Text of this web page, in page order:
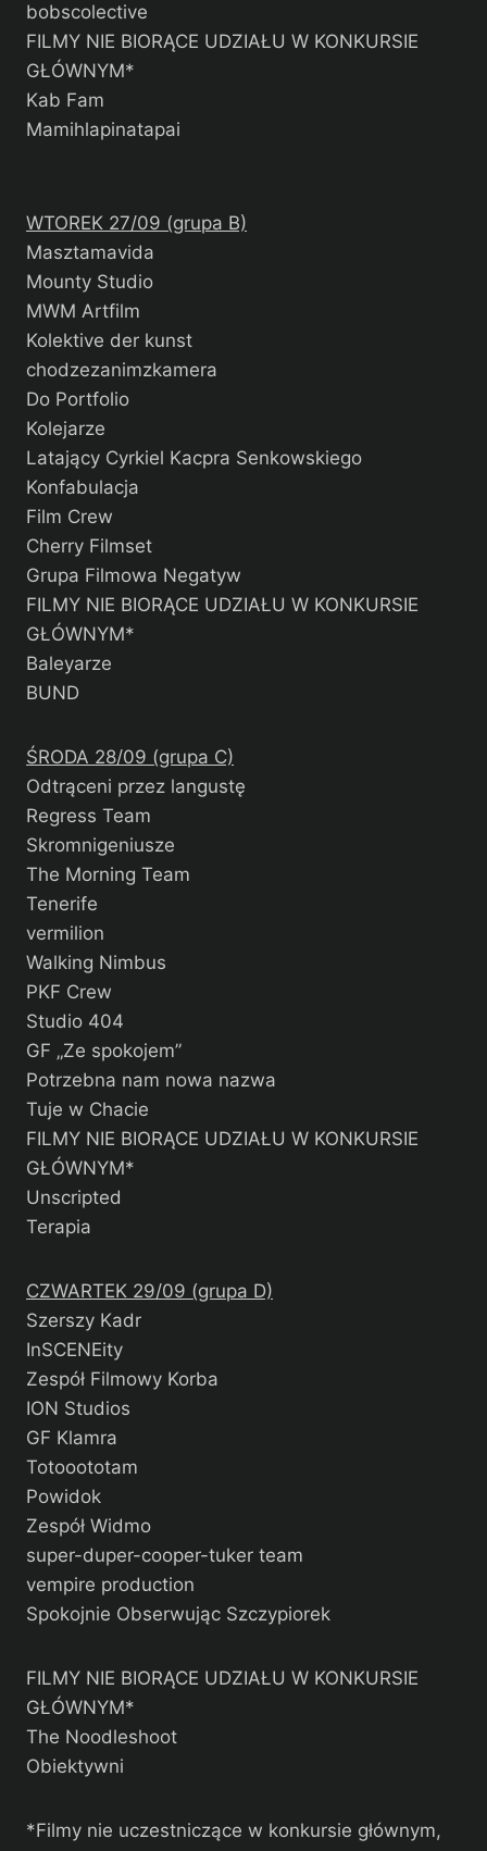
bobscolective
FILMY NIE BIORĄCE UDZIAŁU W KONKURSIE
GŁÓWNYM*
Kab Fam
Mamihlapinatapai
WTOREK 27/09 (grupa B)
Masztamavida
Mounty Studio
MWM Artfilm
Kolektive der kunst
chodzezanimzkamera
Do Portfolio
Kolejarze
Latający Cyrkiel Kacpra Senkowskiego
Konfabulacja
Film Crew
Cherry Filmset
Grupa Filmowa Negatyw
FILMY NIE BIORĄCE UDZIAŁU W KONKURSIE
GŁÓWNYM*
Baleyarze
BUND
ŚRODA 28/09 (grupa C)
Odtrąceni przez langustę
Regress Team
Skromnigeniusze
The Morning Team
Tenerife
vermilion
Walking Nimbus
PKF Crew
Studio 404
GF „Ze spokojem”
Potrzebna nam nowa nazwa
Tuje w Chacie
FILMY NIE BIORĄCE UDZIAŁU W KONKURSIE
GŁÓWNYM*
Unscripted
Terapia
CZWARTEK 29/09 (grupa D)
Szerszy Kadr
InSCENEity
Zespół Filmowy Korba
ION Studios
GF Klamra
Totooototam
Powidok
Zespół Widmo
super-duper-cooper-tuker team
vempire production
Spokojnie Obserwując Szczypiorek
FILMY NIE BIORĄCE UDZIAŁU W KONKURSIE
GŁÓWNYM*
The Noodleshoot
Obiektywni
*Filmy nie uczestniczące w konkursie głównym,